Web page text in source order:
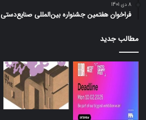
8 دی 1401
فراخوان هفتمین جشنواره بین‌المللی
مطالب جدید